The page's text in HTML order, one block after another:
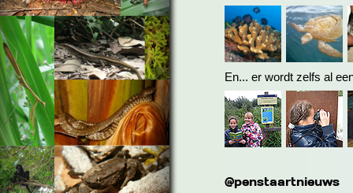
En... er wordt zelfs al
@penstaartnieuws